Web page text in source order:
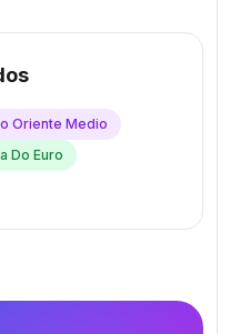
Oriente Medio
Do Euro